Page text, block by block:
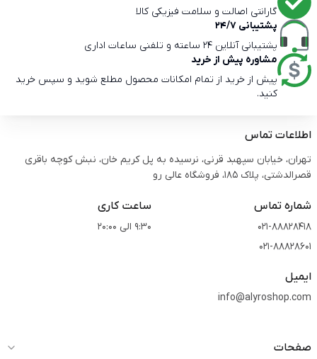
گارانتی اصالت و سلامت فیزیکی کالا
پشتیبانی 24/7
پشتیبانی آنلاین 24 ساعته و تلفنی ساعات اداری
مشاوره پیش از خرید
پیش از خرید از تمام امکانات محصول مطلع شوید و سپس خرید
کنید.
اطلاعات تماس
تهران، خیابان سپهبد قرنی، نرسیده به پل کریم خان، نبش کوچه باقری
قصرالدشتی،‌ پلاک 185، فروشگاه عالی رو
شماره تماس
021-88828418
021-88828601
ساعت کاری
9:30 الی 20:00
ایمیل
info@alyroshop.com
صفحات